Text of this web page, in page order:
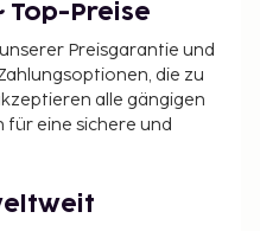
Top-Preise
Preisgarantie und
die zu
alle gängigen
für eine sichere und